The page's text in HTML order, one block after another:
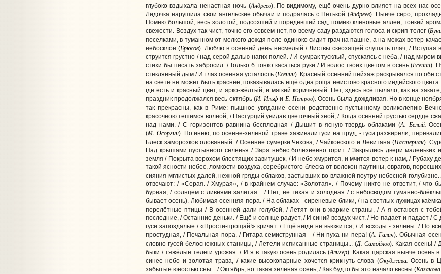
глубоко вздыхала ненастная ночь (Андреев). По-видимому, ещё очень дурно влияет на всех нас
Лидочка нарушила свои ангельские обычаи и подралась с Петькой (Андреев). Нынче серо,
Помню большой, весь золотой, подсохший и поредевший сад, помню кленовые аллеи, тонкий
свежести. Воздух так чист, точно его совсем нет, по всему саду раздаются голоса и скрип телег (
поселками, в туманном от мелкого дождя поле одиноко сидит грач на пашне, а на межах ветер
небосклон (Брюсов). Люблю в осенний день несмелый / Листвы сквозящей слушать плач, /
струится грустно / над серой далью нагих полей. / И сумрак тусклый, спускаясь с неба, / над миром
стихи бы писать забросил. / Только б тонко касаться руки / И волос твоих цветом в осень (Есенин).
стеклянный дым / И глаз осенняя усталость (Есенин). Красный осенний пейзаж раскрывался по обе
на свете не может быть краснее, показывалась ещё одна роща неистово красного индейского
где есть и красный цвет, и ярко-жёлтый, и мягкий коричневый. Нет, здесь всё пылало, как на
праздник продолжался весь октябрь (И. Ильфи Е. Петров). Осень была дождливая. Но в конце
так прекрасны, как в Риме: пышное увядание осени родственно пустынному великолепию
красочною тешимся волной, / Настурций увидав цветочный зной, / Когда осенней грустью сердце
над нами. / С горизонтов равнина бесплодная / Дышит в ясную твердь облаками (А. Белый.
(М. Осоргин). По инею, по осенне-зелёной траве хаживали гуси на пруд, - гуси разжирели,
Блеск заморозков оловянный. / Осенние сумерки Чехова, / Чайковского и Левитана (Пастернак).
Над крышами пустынного селенья / Заря небес болезненно горит. / Закрылись двери
земля / Покрыта ворохом блестящих завитушек, / И небо хмурится, и мчится ветер к нам, / Рубаху
такой ясности небес, ломкости воздуха, серебристого блеска от волокон паутины, оврагов,
сияния мглистых далей, нежной гряды облаков, застывших во влажной поутру небесной
отвечают: / «Серая. / Хмурая», / в крайнем случае: «Золотая». / Почему никто не ответит, /
бурная, / солнцем с ливнями залитая... / Нет, не тихая и холодная / с небосводом туманно-
бывает осень). Любимая осенняя пора. / На облаках - сиреневые блики, / на светлых лужицах
перелётные птицы / В осенней дали голубой, / Летят они в жаркие страны, / А я остаюся с
последние, / Останние деньки. / Ещё и солнце радует, / И синий воздух чист. / Но падает и падает /
гуси запоздалые / «Прости-прощай!» кричат. / Ещё нигде не вьюжится, / И всходы - зелены. / Но
простудная, / Печальная пора. / Гитара семиструнная - / Ни пуха ни пера! (А. Галич). Обычная
словно гусей белоснежных станицы, / Летели исписанные страницы... (Д. Самойлов). Какая осень! /
быки / тяжёлые телеги урожая. / И я в такую осень родилась (Алигер). Какая царская нынче осень
синее небо и золотая трава, / какие высокопарные хочется крикнуть слова (Окуджава. Осень в
забытые юностью сны... / Октябрь, но такая зелёная осень, / Как будто бы это начало весны (Казакова